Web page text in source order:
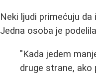
Neki ljudi primećuju
Jedna osoba je
"Kada jedem
druge strane, ako